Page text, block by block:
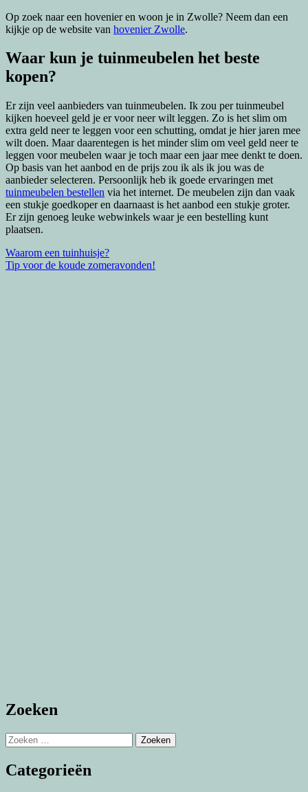
Op zoek naar een hovenier en woon je in Zwolle? Neem dan een
kijkje op de website van hovenier Zwolle.
Waar kun je tuinmeubelen het beste
kopen?
Er zijn veel aanbieders van tuinmeubelen. Ik zou per tuinmeubel
kijken hoeveel geld je er voor neer wilt leggen. Zo is het slim om
extra geld neer te leggen voor een schutting, omdat je hier jaren mee
wilt doen. Maar daarentegen is het minder slim om veel geld neer te
leggen voor meubelen waar je toch maar een jaar mee denkt te doen.
Op basis van het aanbod en de prijs zou ik als ik jou was de
aanbieder selecteren. Persoonlijk heb ik goede ervaringen met
tuinmeubelen bestellen via het internet. De meubelen zijn dan vaak
een stukje goedkoper en daarnaast is het aanbod een stukje groter.
Er zijn genoeg leuke webwinkels waar je een bestelling kunt
plaatsen.
Bericht
navigatie
Waarom een tuinhuisje?
Tip voor de koude zomeravonden!
Zoeken
Zoeken
naar:
Categorieën